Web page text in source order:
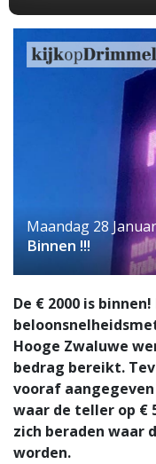
Maandag 28
Binnen !!!
De € 2000 is
Hooge Zwaluwe
bedrag bereikt.
vooraf
waar de teller op €
zich beraden waar
worden.